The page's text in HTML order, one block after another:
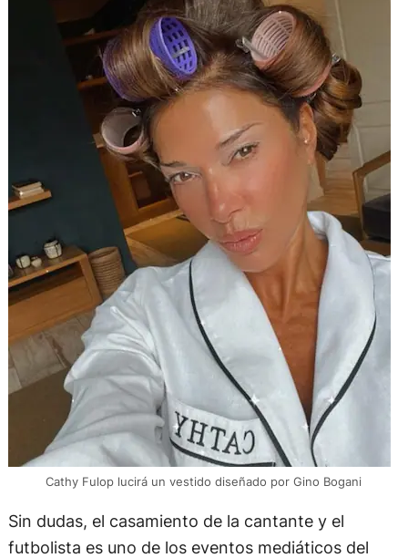
Cathy Fulop lucirá un vestido diseñado por Gino Bogani
Sin dudas, el casamiento de la cantante y el
futbolista es uno de los eventos mediáticos del